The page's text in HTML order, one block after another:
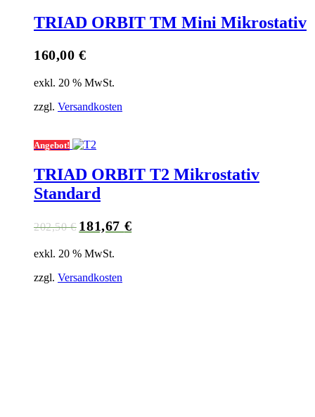
TRIAD ORBIT TM Mini Mikrostativ
160,00€
exkl. 20 % MwSt.
zzgl. Versandkosten
Angebot!
TRIAD ORBIT T2 Mikrostativ
Standard
202,50€ Ursprünglicher
war:
202,50 €
181,67 €Aktueller
exkl. 20 % MwSt.
zzgl. Versandkosten